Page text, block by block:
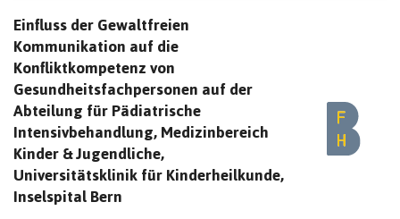
Einfluss der Gewaltfreien
Kommunikation auf die
Konfliktkompetenz von
Gesundheitsfachpersonen auf der
Abteilung für Pädiatrische
Intensivbehandlung, Medizinbereich
Kinder & Jugendliche,
Universitätsklinik für Kinderheilkunde,
Inselspital Bern